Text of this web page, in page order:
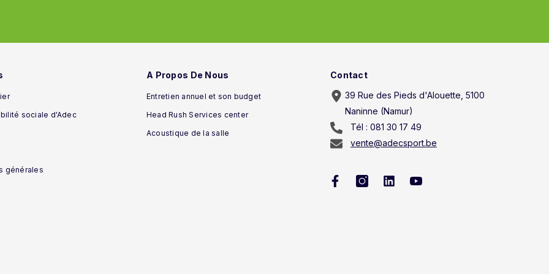
sociale d'Adec
générales
A Propos De Nous
Entretien annuel et son budget
Head Rush Services center
Acoustique de la salle
Contact
39 Rue des Pieds d'Alouette, 5100
Naninne (Namur)
Tél : 081 30 17 49
vente@adecsport.be